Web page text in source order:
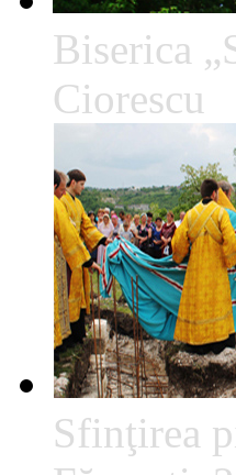
Biserica
Ciorescu
Sfinţirea